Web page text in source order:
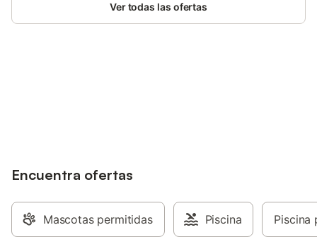
Ver todas las ofertas
Encuentra ofertas
Mascotas permitidas Piscina Piscina